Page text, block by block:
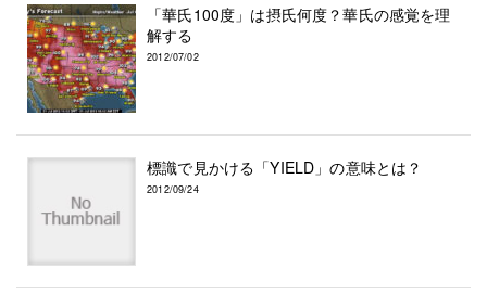
「華氏100度」は摂氏何度？華氏の感覚を理
解する
2012/07/02
標識で見かける「YIELD」の意味とは？
2012/09/24